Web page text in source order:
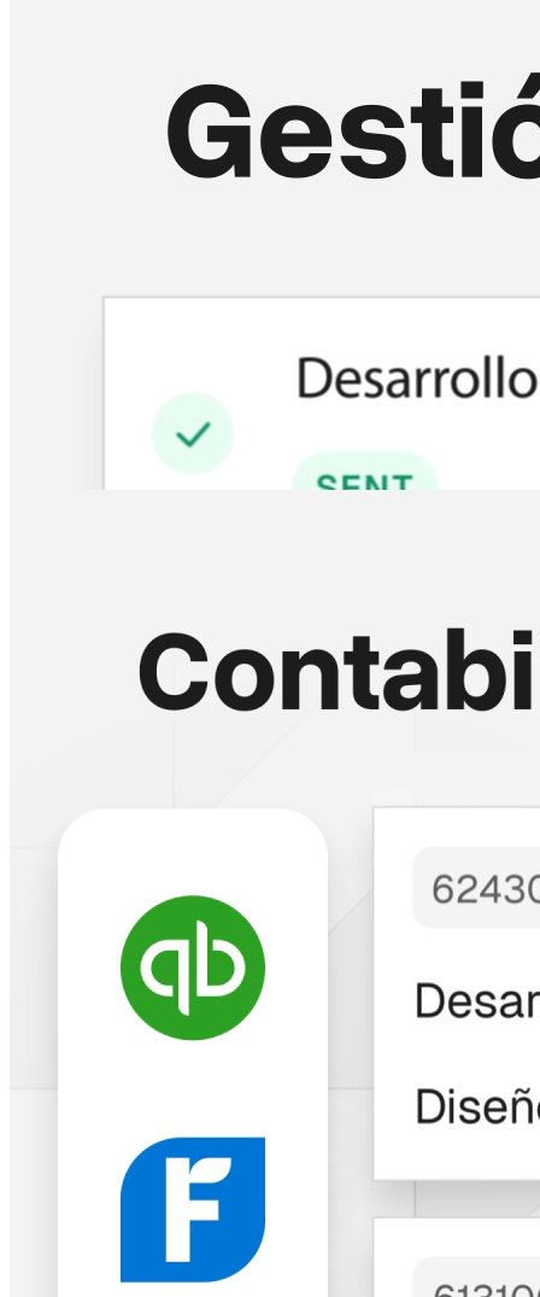
Miles de freelancers y empresas confían
en Bitwage
"Bitwage ha creado
solución
impresionante